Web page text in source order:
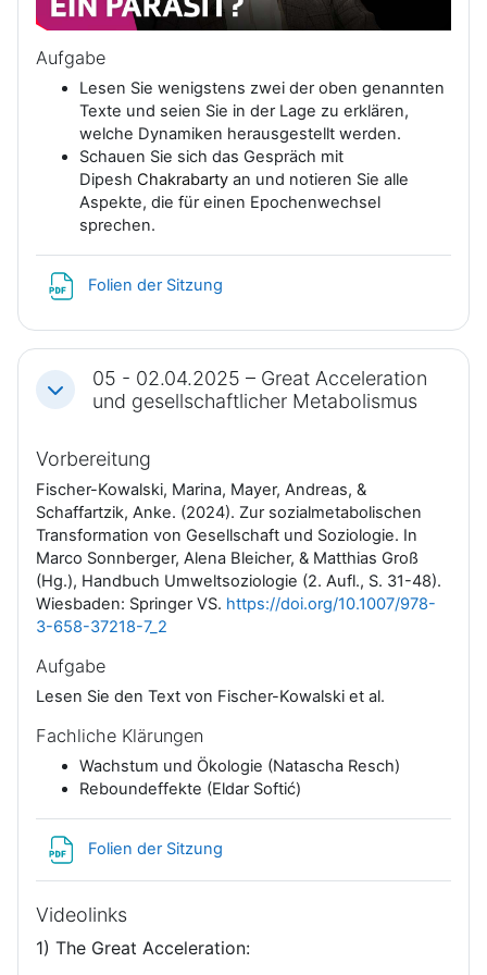
i
e
l
e
d
e
o
a
p
i
e
n
Aufgabe
Lesen Sie wenigstens zwei der oben genannten
Texte und seien Sie in der Lage zu erklären,
welche Dynamiken herausgestellt werden.
Schauen Sie sich das Gespräch mit
Dipesh Chakrabarty an und notieren Sie alle
Aspekte, die für einen Epochenwechsel
sprechen.
Folien der Sitzung
Einklappen
05 - 02.04.2025 – Great Acceleration
und gesellschaftlicher Metabolismus
Vorbereitung
Fischer-Kowalski, Marina, Mayer, Andreas, &
Schaffartzik, Anke. (2024). Zur sozialmetabolischen
Transformation von Gesellschaft und Soziologie. In
Marco Sonnberger, Alena Bleicher, & Matthias Groß
(Hg.), Handbuch Umweltsoziologie (2. Aufl., S. 31-48).
Wiesbaden: Springer VS. https://doi.org/10.1007/978-
3-658-37218-7_2
Aufgabe
Lesen Sie den Text von Fischer-Kowalski et al.
Fachliche Klärungen
Wachstum und Ökologie (Natascha Resch)
Reboundeffekte (Eldar Softić)
Folien der Sitzung
Videolinks
1) The Great Acceleration: